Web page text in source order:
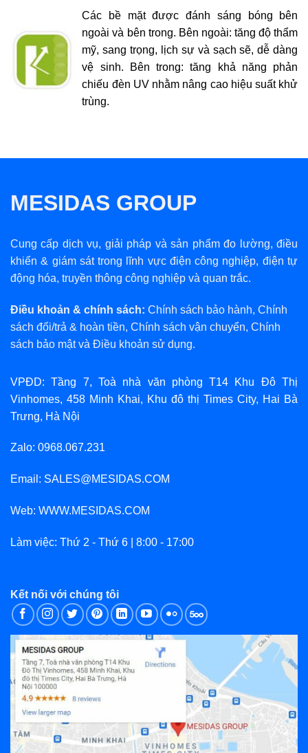
Các bề mặt được đánh sáng bóng bên
ngoài và bên trong. Bên ngoài: tăng độ thẩm
mỹ, sang trọng, lịch sự và sạch sẽ, dễ dàng
vệ sinh. Bên trong: tăng khả năng phản
chiếu đèn UV nhằm nâng cao hiệu suất khử
trùng.
MESIDAS GROUP
Cung cấp dịch vụ, giải pháp và sản phẩm đo lường, điều
khiển & giám sát trong lĩnh vực điện công nghiệp, điện tự
động hóa, truyền thông công nghiệp và quan trắc.
Điều khoản & chính sách: Chính sách bảo hành, Chính
sách đổi/trả & hoàn tiền, Chính sách vận chuyển, Chính
sách bảo mậtvà Điều khoản sử dụng.
VPĐD: Tầng 7, Toà nhà văn phòng T14 Khu Đô Thị
Vinhomes, 458 Minh Khai, Khu đô thị Times City, Hai Bà
Trưng, Hà Nội
Zalo: 0968.067.231
Email: SALES@MESIDAS.COM
Web: WWW.MESIDAS.COM
Làm việc: Thứ 2 - Thứ 6 | 8:00 - 17:00
Kết nối với chúng tôi